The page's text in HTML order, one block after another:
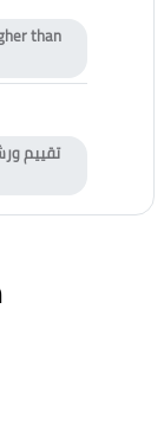
than
تقييم